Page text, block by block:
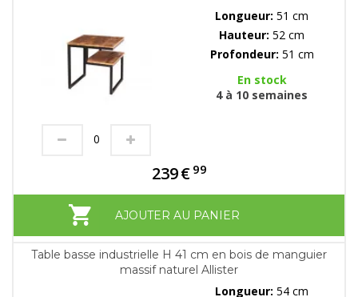
Longueur: 51 cm
Hauteur: 52 cm
Profondeur: 51 cm
En stock
4 à 10 semaines
239€ 99
AJOUTER AU PANIER
Table basse industrielle H 41 cm en bois de manguier
massif naturel Allister
Longueur: 54 cm